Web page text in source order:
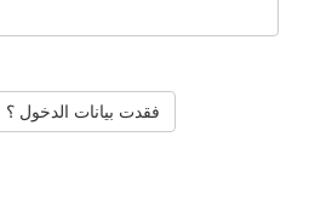
فقدت بيانات الدخول ؟